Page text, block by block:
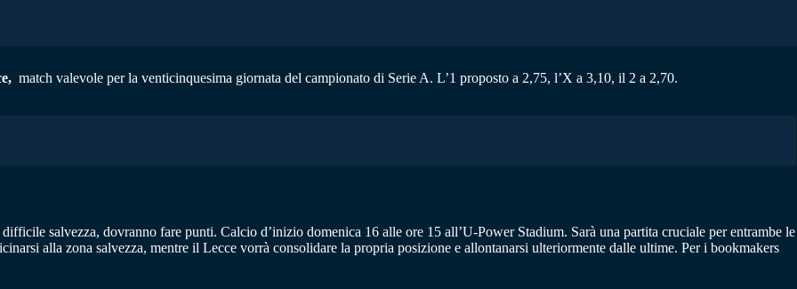
match valevole per la venticinquesima giornata del campionato di Serie A. L’1 proposto a 2,75, l’X a 3,10, il 2 a 2,70.
salvezza, dovranno fare punti. Calcio d’inizio domenica 16 alle ore 15 all’U-Power Stadium. Sarà una partita cruciale per entrambe le
alla zona salvezza, mentre il Lecce vorrà consolidare la propria posizione e allontanarsi ulteriormente dalle ultime. Per i bookmakers